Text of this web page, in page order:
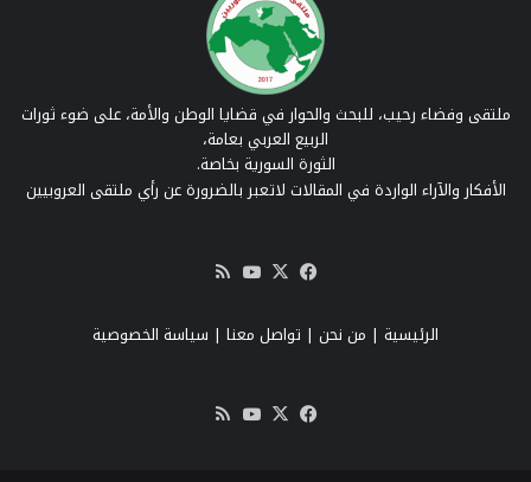
ملتقى وفضاء رحيب، للبحث والحوار في قضايا الوطن والأمة، على ضوء ثورات
الربيع العربي بعامة،
الثورة السورية بخاصة.
الأفكار والآراء الواردة في المقالات لاتعبر بالضرورة عن رأي ملتقى العروبيين
فيسبوك
‫X
‫YouTube
RSS
الرئيسية | من نحن | تواصل معنا | سياسة الخصوصية
فيسبوك
‫X
‫YouTube